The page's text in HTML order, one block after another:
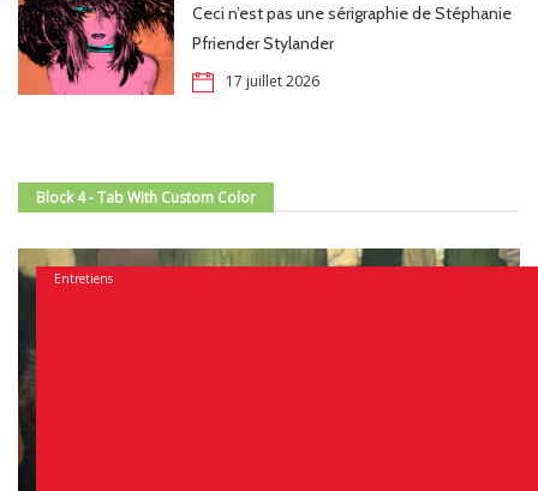
Ceci n’est pas une sérigraphie de Stéphanie
Pfriender Stylander
17 juillet 2026
Block 4 - Tab With Custom Color
Entretiens